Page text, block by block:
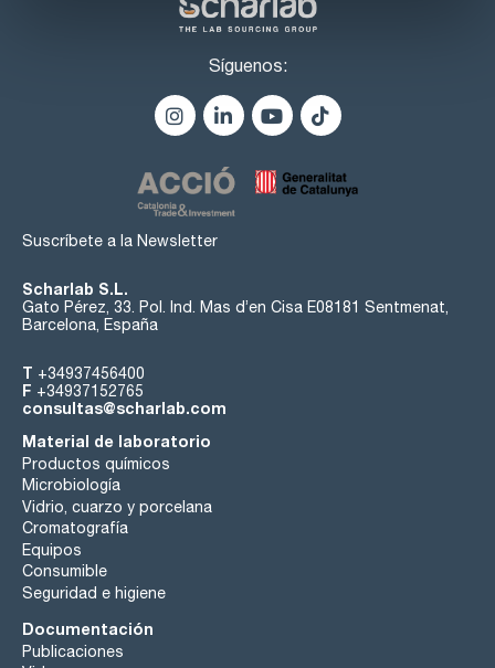
Síguenos:
Suscríbete a la Newsletter
Scharlab S.L.
Gato Pérez, 33. Pol. Ind. Mas d’en Cisa E08181 Sentmenat,
Barcelona, España
T +34937456400
F +34937152765
consultas@scharlab.com
Material de laboratorio
Productos químicos
Microbiología
Vidrio, cuarzo y porcelana
Cromatografía
Equipos
Consumible
Seguridad e higiene
Documentación
Publicaciones